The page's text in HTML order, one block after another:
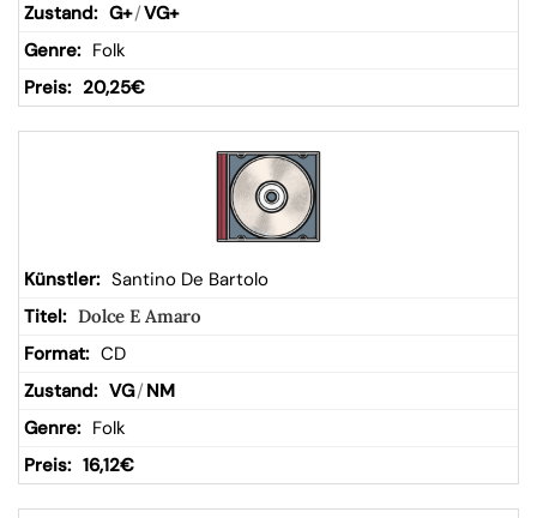
G+/VG+
Folk
20,25€
Santino De Bartolo
Dolce E Amaro
CD
VG/ NM
Folk
16,12€